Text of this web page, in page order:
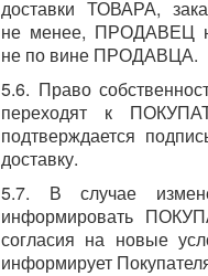
доставки ТОВАРА,
не менее, ПРОДАВЕЦ
не по вине ПРОДАВЦА.
5.6. Право
переходят к
подтверждается
доставку.
5.7. В случае
информировать
согласия на новые
информирует